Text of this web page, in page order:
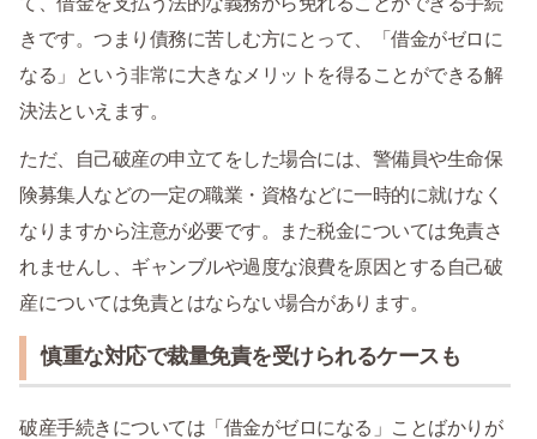
きです。つまり債務に苦しむ方にとって、「借金がゼロに
なる」という非常に大きなメリットを得ることができる解
決法といえます。
ただ、自己破産の申立てをした場合には、警備員や生命保
険募集人などの一定の職業・資格などに一時的に就けなく
なりますから注意が必要です。また税金については免責さ
れませんし、ギャンブルや過度な浪費を原因とする自己破
産については免責とはならない場合があります。
慎重な対応で裁量免責を受けられるケースも
破産手続きについては「借金がゼロになる」ことばかりが